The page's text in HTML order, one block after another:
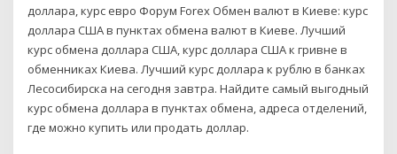
доллара, курс евро Форум Forex Обмен валют в Киеве: курс
доллара США в пунктах обмена валют в Киеве. Лучший
курс обмена доллара США, курс доллара США к гривне в
обменниках Киева. Лучший курс доллара к рублю в банках
Лесосибирска на сегодня завтра. Найдите самый выгодный
курс обмена доллара в пунктах обмена, адреса отделений,
где можно купить или продать доллар.